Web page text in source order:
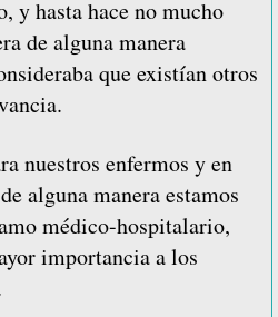
y hasta hace no mucho
de alguna manera
que existían otros
nuestros enfermos y en
alguna manera estamos
médico-hospitalario,
importancia a los